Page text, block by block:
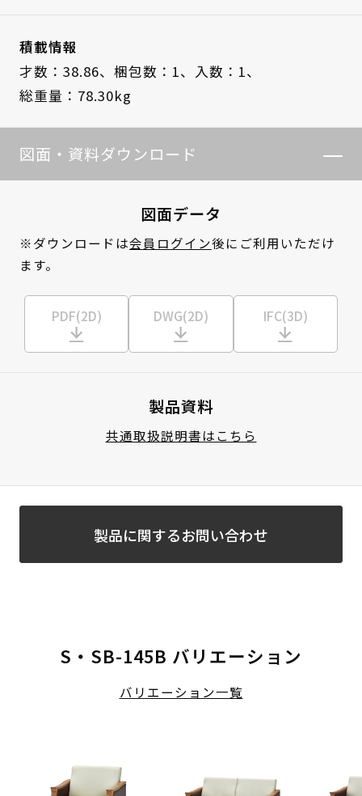
積載情報
才数：38.86、 梱包数：1、 入数：1、
総重量：78.30kg
図面・資料ダウンロード
図面データ
※ダウンロードは会員ログイン後にご利用いただけ
ます。
PDF(2D) DWG(2D) IFC(3D)
製品資料
共通取扱説明書はこちら
製品に関するお問い合わせ
S・SB-145B バリエーション
バリエーション一覧